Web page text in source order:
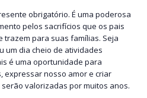
obrigatório. É uma poderosa
pelos sacrifícios que os pais
trazem para suas famílias. Seja
um dia cheio de atividades
é uma oportunidade para
expressar nosso amor e criar
valorizadas por muitos anos.